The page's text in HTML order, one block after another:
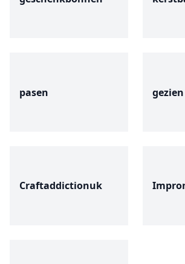
pasen
Craftaddictionuk